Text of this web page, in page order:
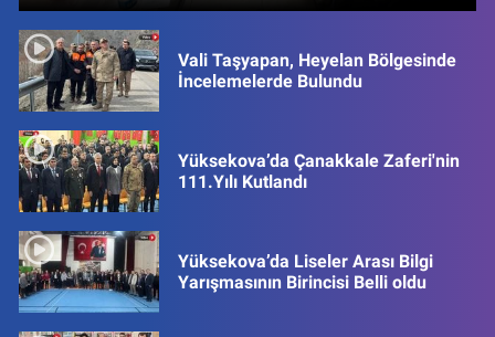
Vali Taşyapan, Heyelan Bölgesinde
İncelemelerde Bulundu
Yüksekova’da Çanakkale Zaferi'nin
111.Yılı Kutlandı
Yüksekova’da Liseler Arası Bilgi
Yarışmasının Birincisi Belli oldu